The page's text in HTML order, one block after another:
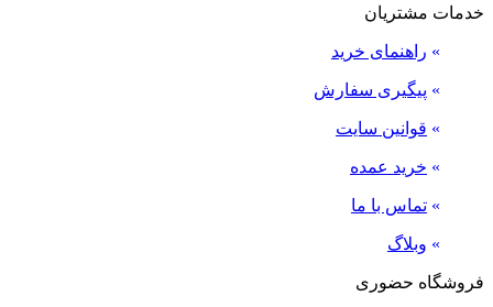
خدمات مشتریان
» راهنمای خرید
» پیگیری سفارش
» قوانین سایت
» خرید عمده
» تماس با ما
» وبلاگ
فروشگاه حضوری